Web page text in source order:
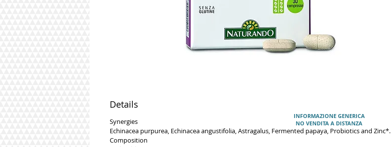
Details
Synergies
Echinacea purpurea, Echinacea angustifolia, Astragalus, Fermented papaya, Probiotics and Zinc*.
Composition
INFORMAZIONE GENERICA
NO VENDITA A DISTANZA